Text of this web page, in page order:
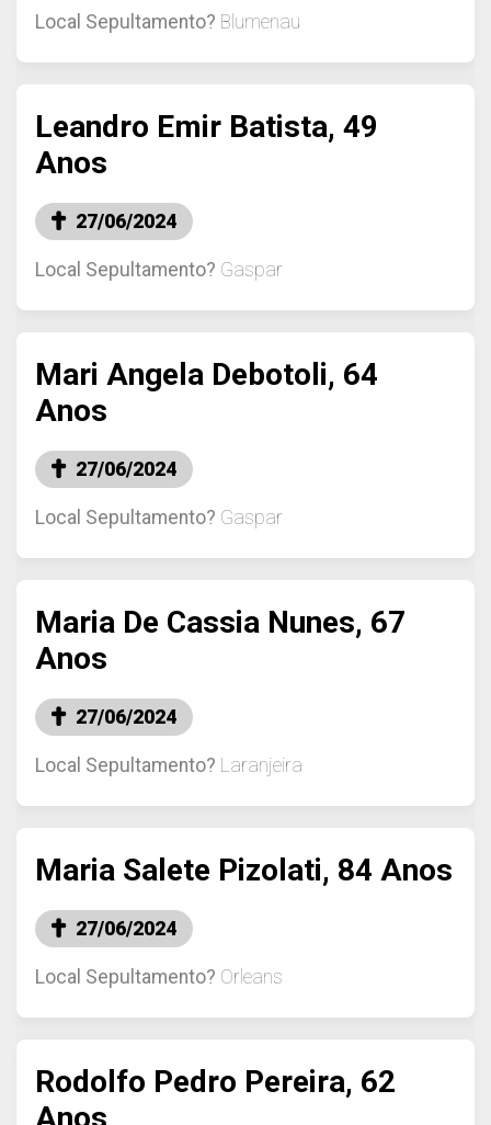
Local Sepultamento? Blumenau
Leandro Emir Batista, 49
Anos
27/06/2024
Local Sepultamento? Gaspar
Mari Angela Debotoli, 64
Anos
27/06/2024
Local Sepultamento? Gaspar
Maria De Cassia Nunes, 67
Anos
27/06/2024
Local Sepultamento? Laranjeira
Maria Salete Pizolati, 84 Anos
27/06/2024
Local Sepultamento? Orleans
Rodolfo Pedro Pereira, 62